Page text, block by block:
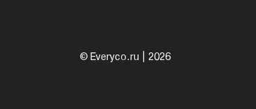
© Everyco.ru | 2026